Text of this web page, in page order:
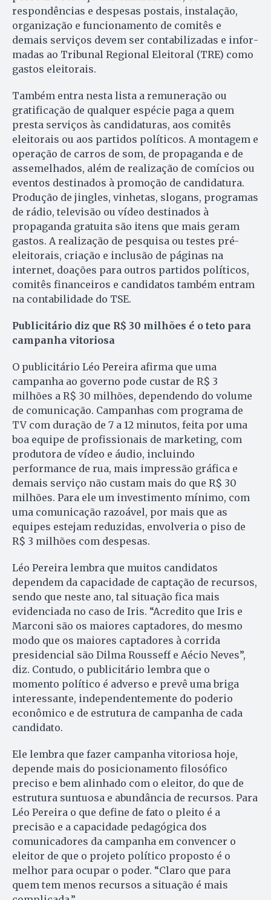
respondências e despesas postais, instalação,
organização e func­ionamento de comitês e
demais serviços devem ser contabilizadas e in­for­
madas ao Tribunal Regional Elei­toral (TRE) como
gastos eleitorais.
Também entra nesta lista a remuneração ou
gratificação de qualquer espécie paga a quem
presta serviços às candidaturas, aos comitês
eleitorais ou aos partidos políticos. A montagem e
operação de carros de som, de propaganda e de
assemelhados, além de realização de comícios ou
eventos destinados à promoção de candidatura.
Produção de jingles, vinhetas, slogans, programas
de rádio, televisão ou vídeo destinados à
propaganda gratuita são itens que mais geram
gastos. A realização de pesquisa ou testes pré-
eleitorais, criação e inclusão de páginas na
internet, doações para outros partidos políticos,
comitês financeiros e candidatos também entram
na contabilidade do TSE.
Publicitário diz que R$ 30 milhões é o teto para
campanha vitoriosa
O publicitário Léo Pereira afirma que uma
campanha ao governo pode custar de R$ 3
milhões a R$ 30 milhões, dependendo do volume
de comunicação. Campanhas com programa de
TV com duração de 7 a 12 minutos, feita por uma
boa equipe de profissionais de marketing, com
produtora de vídeo e áudio, incluindo
performance de rua, mais impressão gráfica e
demais serviço não custam mais do que R$ 30
milhões. Para ele um investimento mínimo, com
uma comunicação razoável, por mais que as
equipes estejam reduzidas, envolveria o piso de
R$ 3 milhões com despesas.
Léo Pereira lembra que muitos candidatos
dependem da capacidade de captação de recursos,
sendo que neste ano, tal situação fica mais
evidenciada no caso de Iris. “Acredito que Iris e
Marconi são os maiores captadores, do mesmo
modo que os maiores captadores à corrida
presidencial são Dilma Rousseff e Aécio Neves”,
diz. Contudo, o publicitário lembra que o
momento político é adverso e prevê uma briga
interessante, independentemente do poderio
econômico e de estrutura de campanha de cada
candidato.
Ele lembra que fazer campanha vitoriosa hoje,
depende mais do posicionamento filosófico
preciso e bem alinhado com o eleitor, do que de
estrutura suntuosa e abundância de recursos. Para
Léo Pereira o que define de fato o pleito é a
precisão e a capacidade pedagógica dos
comunicadores da campanha em convencer o
eleitor de que o projeto político proposto é o
melhor para ocupar o poder. “Claro que para
quem tem menos recursos a situação é mais